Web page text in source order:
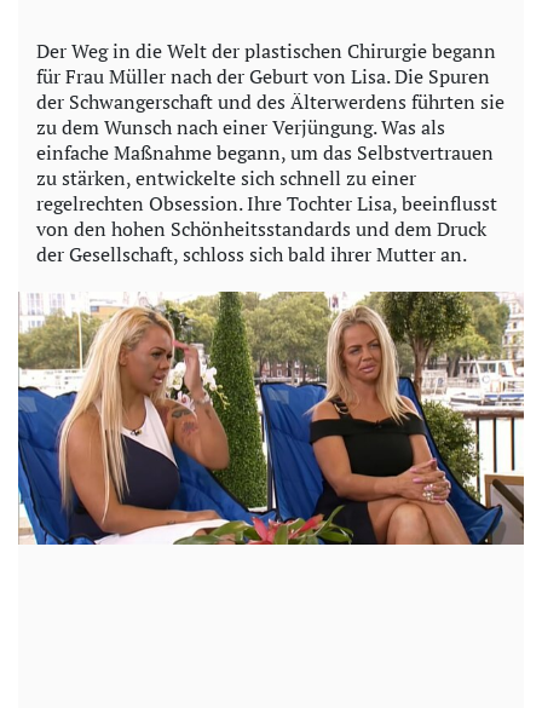
Der Weg in die Welt der plastischen Chirurgie begann
für Frau Müller nach der Geburt von Lisa. Die Spuren
der Schwangerschaft und des Älterwerdens führten sie
zu dem Wunsch nach einer Verjüngung. Was als
einfache Maßnahme begann, um das Selbstvertrauen
zu stärken, entwickelte sich schnell zu einer
regelrechten Obsession. Ihre Tochter Lisa, beeinflusst
von den hohen Schönheitsstandards und dem Druck
der Gesellschaft, schloss sich bald ihrer Mutter an.